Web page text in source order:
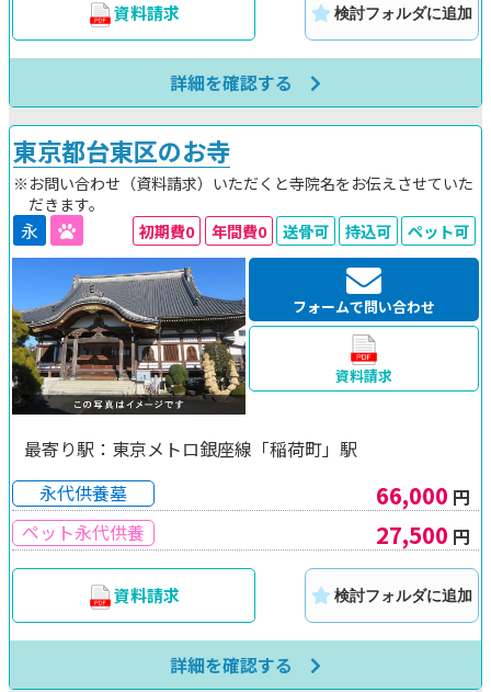
資料請求 検討フォルダに追加
詳細を確認する
東京都台東区のお寺
※お問い合わせ（資料請求）いただくと寺院名をお伝えさせていた
だきます。
永 初期費0 年間費0 送骨可 持込可 ペット可
最寄り駅：東京メトロ銀座線「稲荷町」駅
永代供養墓
66,000 円
ペット永代供養
27,500 円
フォームで問い合わせ
資料請求
資料請求 検討フォルダに追加
詳細を確認する